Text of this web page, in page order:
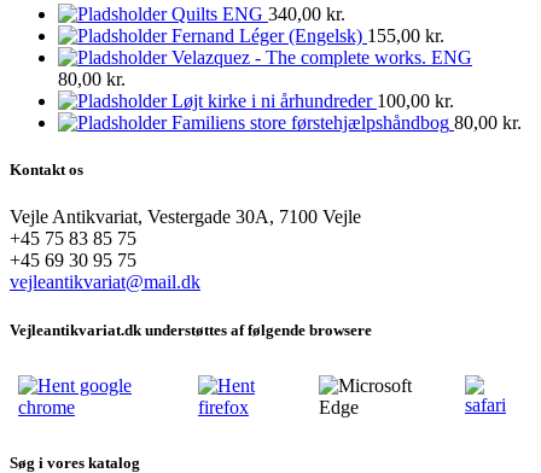
Quilts ENG 340,00 kr.
Fernand Léger (Engelsk) 155,00 kr.
Velazquez - The complete works. ENG
80,00 kr.
Løjt kirke i ni århundreder 100,00 kr.
Familiens store førstehjælpshåndbog 80,00 kr.
Kontakt os
Vejle Antikvariat, Vestergade 30A, 7100 Vejle
+45 75 83 85 75
+45 69 30 95 75
vejleantikvariat@mail.dk
Vejleantikvariat.dk understøttes af følgende browsere
Søg i vores katalog